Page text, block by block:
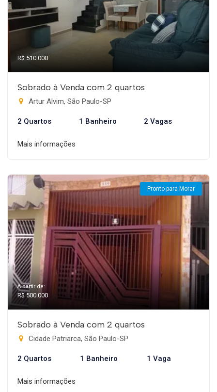
R$ 510.000
Sobrado à Venda com 2 quartos
Artur Alvim, São Paulo-SP
2 Quartos 1 Banheiro 2 Vagas
Mais informações
Pronto para Morar
A partir de:
R$ 500.000
Sobrado à Venda com 2 quartos
Cidade Patriarca, São Paulo-SP
2 Quartos 1 Banheiro 1 Vaga
Mais informações